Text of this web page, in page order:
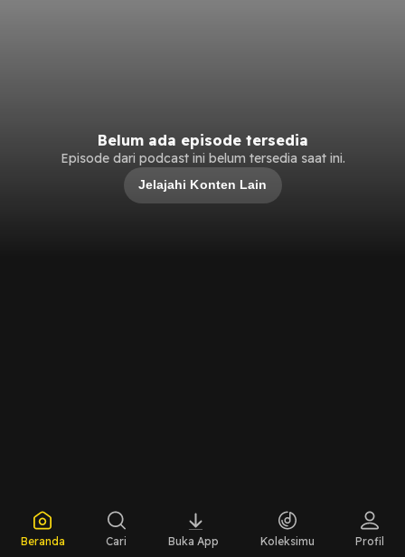
Belum ada episode tersedia
Episode dari podcast ini belum tersedia saat ini.
Jelajahi Konten Lain
Beranda Cari Buka App Koleksimu Profil